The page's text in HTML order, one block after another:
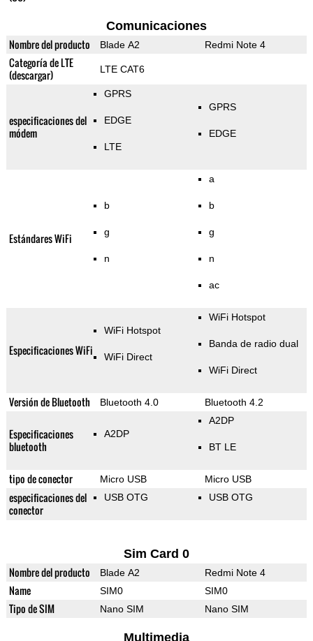
Comunicaciones
Nombre del producto Blade A2 Redmi Note 4
Categoría de LTE
(descargar)
LTE CAT6
especificaciones del
módem
GPRS
EDGE
LTE
GPRS
EDGE
Estándares WiFi
b
g
n
a
b
g
n
ac
Especificaciones WiFi
WiFi Hotspot
WiFi Direct
WiFi Hotspot
Banda de radio dual
WiFi Direct
Versión de Bluetooth Bluetooth 4.0 Bluetooth 4.2
Especificaciones
bluetooth
A2DP
A2DP
BT LE
tipo de conector Micro USB Micro USB
especificaciones del
conector
USB OTG USB OTG
Sim Card 0
Nombre del producto Blade A2 Redmi Note 4
Name SIM0 SIM0
Tipo de SIM Nano SIM Nano SIM
Multimedia